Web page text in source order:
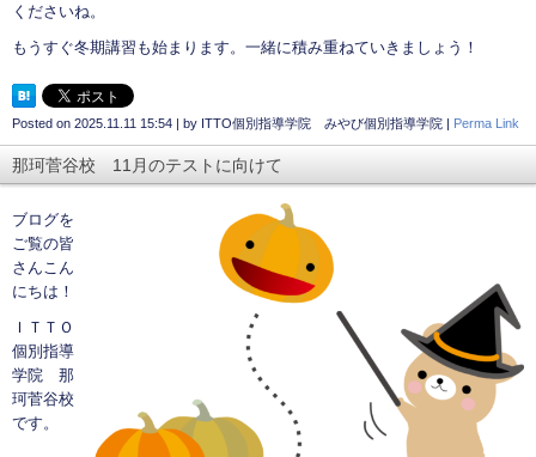
くださいね。
もうすぐ冬期講習も始まります。一緒に積み重ねていきましょう！
Posted on 2025.11.11 15:54 | by ITTO個別指導学院 みやび個別指導学院 | Perma Link
那珂菅谷校 11月のテストに向けて
ブログを
ご覧の皆
さんこん
にちは！
ＩＴＴＯ
個別指導
学院 那
珂菅谷校
です。